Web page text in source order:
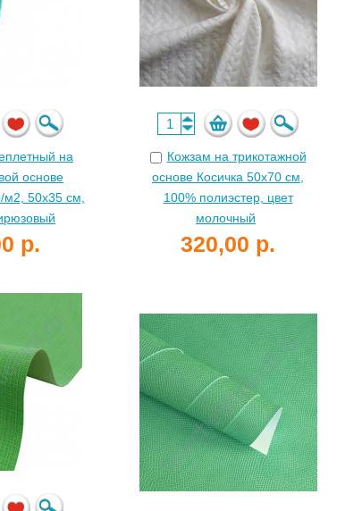
на
основе
м2, 50х35 см,
р.
Кожзам на трикотажной
основе Косичка 50х70 см,
100% полиэстер, цвет
молочный
320,00 р.